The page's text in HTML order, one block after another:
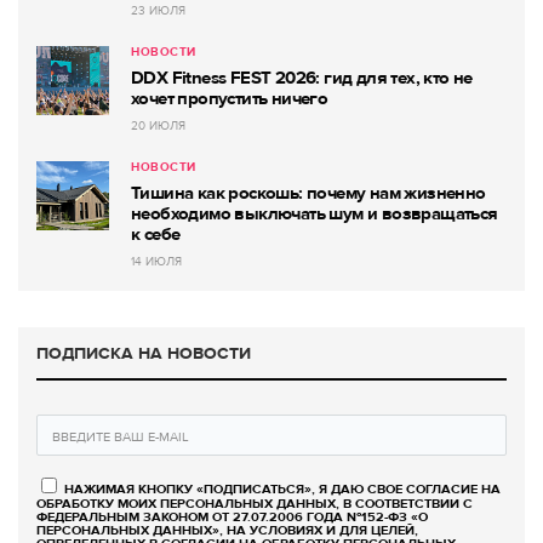
23 ИЮЛЯ
НОВОСТИ
DDX Fitness FEST 2026: гид для тех, кто не
хочет пропустить ничего
20 ИЮЛЯ
НОВОСТИ
Тишина как роскошь: почему нам жизненно
необходимо выключать шум и возвращаться
к себе
14 ИЮЛЯ
ПОДПИСКА НА НОВОСТИ
НАЖИМАЯ КНОПКУ «ПОДПИСАТЬСЯ», Я ДАЮ СВОЕ СОГЛАСИЕ НА
ОБРАБОТКУ МОИХ ПЕРСОНАЛЬНЫХ ДАННЫХ, В СООТВЕТСТВИИ С
ФЕДЕРАЛЬНЫМ ЗАКОНОМ ОТ 27.07.2006 ГОДА №152-ФЗ «О
ПЕРСОНАЛЬНЫХ ДАННЫХ», НА УСЛОВИЯХ И ДЛЯ ЦЕЛЕЙ,